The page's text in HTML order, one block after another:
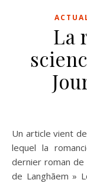
La
Un article vient de paraître dans le Journal du Perche, dans
lequel la
dernier roman
de Langhãem »